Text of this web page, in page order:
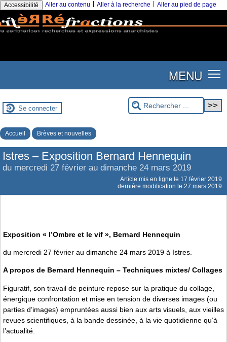
Accessibilité Aller au contenu Aller à la recherche Aller au pied de page
MENU
Se connecter
Accueil Brèves et nouvelles
Istres – Exposition Bernard Hennequin
du mercredi 27 février au dimanche 24 mars 2019
Article mis en ligne le 17 février 2019
dernière modification le 27 mars 2019
Exposition « l’Ombre et le vif », Bernard Hennequin
du mercredi 27 février au dimanche 24 mars 2019 à Istres.
A propos de Bernard Hennequin – Techniques mixtes/ Collages
Figuratif, son travail de peinture repose sur la pratique du collage,
énergique confrontation et mise en tension de diverses images (ou
parties d’images) empruntées aussi bien aux arts visuels, aux vieilles
revues scientifiques, à la bande dessinée, à la vie quotidienne qu’à
l’actualité.